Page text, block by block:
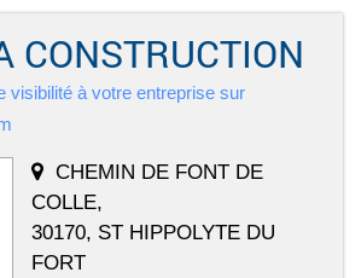
CONSTRUCTION
visibilité à votre entreprise sur
CHEMIN DE FONT DE
COLLE,
30170, ST HIPPOLYTE DU
FORT